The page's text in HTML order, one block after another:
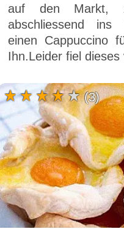
auf den Markt,
abschliessend ins
einen Cappuccino
Ihn.Leider fiel
(3)